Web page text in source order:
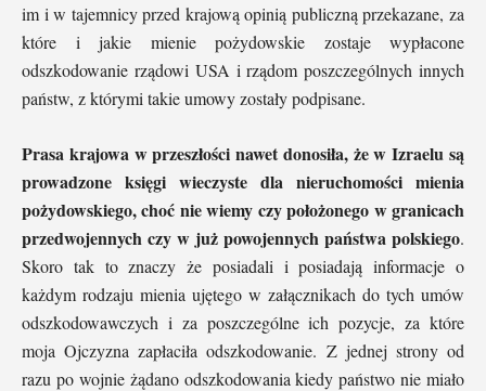
im i w tajemnicy przed krajową opinią publiczną przekazane, za
które i jakie mienie pożydowskie zostaje wypłacone
odszkodowanie rządowi USA i rządom poszczególnych innych
państw, z którymi takie umowy zostały podpisane.
Prasa krajowa w przeszłości nawet donosiła, że w Izraelu są
prowadzone księgi wieczyste dla nieruchomości mienia
pożydowskiego, choć nie wiemy czy położonego w granicach
przedwojennych czy w już powojennych państwa polskiego.
Skoro tak to znaczy że posiadali i posiadają informacje o
każdym rodzaju mienia ujętego w załącznikach do tych umów
odszkodowawczych i za poszczególne ich pozycje, za które
moja Ojczyzna zapłaciła odszkodowanie. Z jednej strony od
razu po wojnie żądano odszkodowania kiedy państwo nie miało